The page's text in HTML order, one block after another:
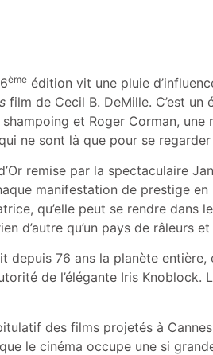
ème édition vit une pluie
film de Cecil B. DeMille. C’est
et Roger Corman,
ne sont là que pour se regarder
remise par la spectaculaire
manifestation de prestige
qu’elle peut se rendre dans
d’autre qu’un pays de râleurs
depuis 76 ans la planète
de l’élégante Iris
des films projetés à
le cinéma occupe une si